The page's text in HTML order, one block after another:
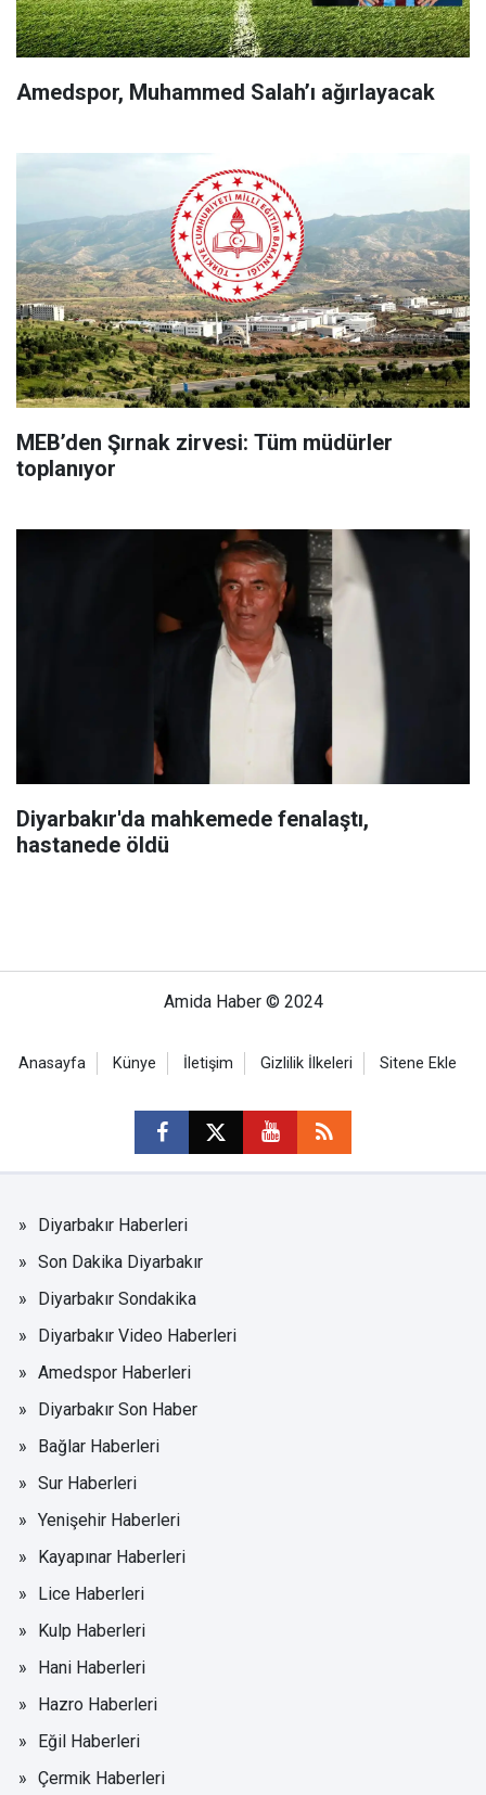
Amedspor, Muhammed Salah’ı ağırlayacak
MEB’den Şırnak zirvesi: Tüm müdürler
toplanıyor
Diyarbakır'da mahkemede fenalaştı,
hastanede öldü
Amida Haber © 2024
Anasayfa Künye İletişim Gizlilik İlkeleri Sitene Ekle
Diyarbakır Haberleri
Son Dakika Diyarbakır
Diyarbakır Sondakika
Diyarbakır Video Haberleri
Amedspor Haberleri
Diyarbakır Son Haber
Bağlar Haberleri
Sur Haberleri
Yenişehir Haberleri
Kayapınar Haberleri
Lice Haberleri
Kulp Haberleri
Hani Haberleri
Hazro Haberleri
Eğil Haberleri
Çermik Haberleri